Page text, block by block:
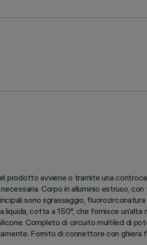
prodotto avviene o tramite una
Corpo in alluminio estruso,
sono sgrassaggio,
cotta a 150°, che fornisce un’alta
Completo di circuito multiled di
Fornito di connettore con